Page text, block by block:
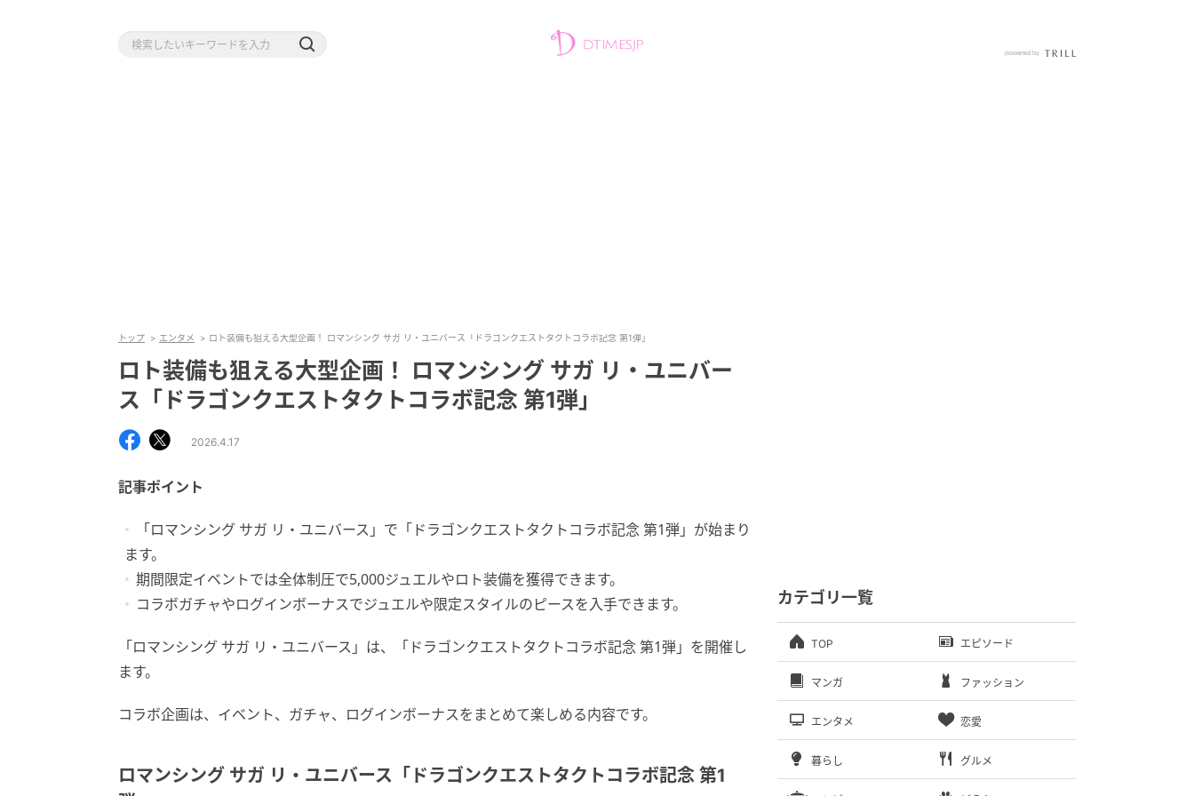
トップ エンタメ ロト装備も狙える大型企画！ ロマンシング サガ リ・ユニバース「ドラゴンクエストタクトコラボ記念 第1弾」
ロト装備も狙える大型企画！ ロマンシング サガ リ・ユニバー
ス「ドラゴンクエストタクトコラボ記念 第1弾」
2026.4.17
記事ポイント
「ロマンシング サガ リ・ユニバース」で「ドラゴンクエストタクトコラボ記念 第1弾」が始まり
ます。
期間限定イベントでは全体制圧で5,000ジュエルやロト装備を獲得できます。
コラボガチャやログインボーナスでジュエルや限定スタイルのピースを入手できます。
「ロマンシング サガ リ・ユニバース」は、「ドラゴンクエストタクトコラボ記念 第1弾」を開催し
ます。
コラボ企画は、イベント、ガチャ、ログインボーナスをまとめて楽しめる内容です。
ロマンシング サガ リ・ユニバース「ドラゴンクエストタクトコラボ記念 第1
カテゴリ一覧
TOP エピソード
マンガ ファッション
エンタメ 恋愛
暮らし グルメ